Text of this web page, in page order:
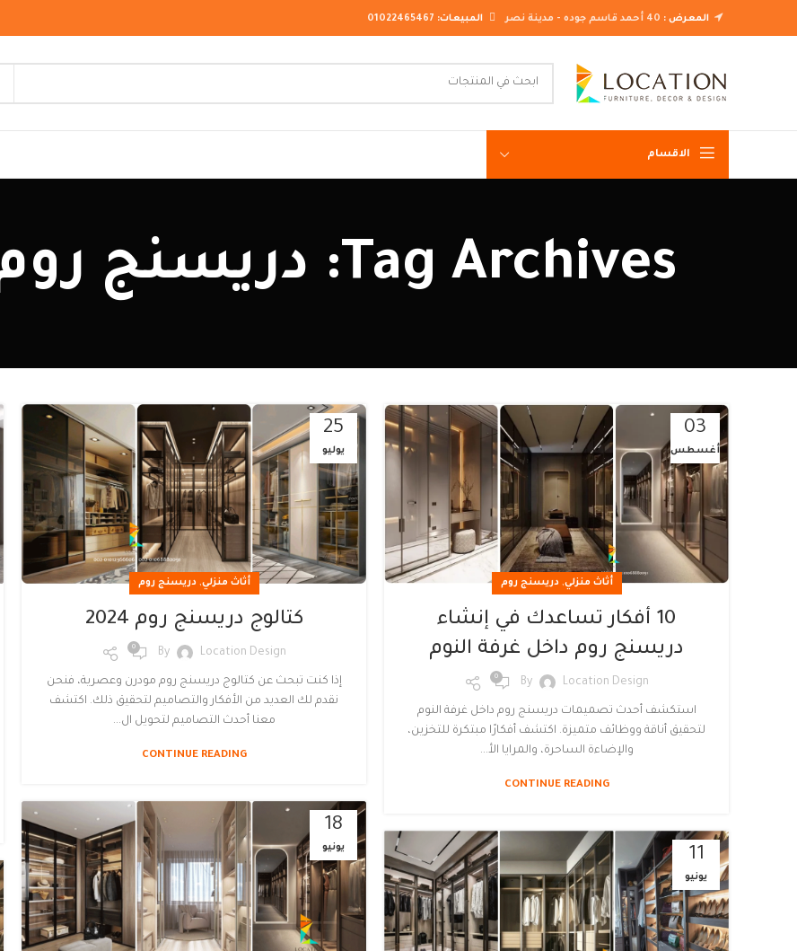
المعرض : المبيعات: 01022465467
الاقسام
غرف نوم مودرن
غرف نوم نيو كلاسيك
Tag Archives: دريسنج روم جاهز للبيع
03
أغسطس
أثاث منزلي, دريسنج روم
10 أفكار تساعدك في إنشاء
دريسنج روم داخل غرفة النوم
By Location Design
0
استكشف أحدث تصميمات دريسنج روم داخل غرفة النوم
لتحقيق أناقة ووظائف متميزة. اكتشف أفكارًا مبتكرة للتخزين،
والإضاءة الساحرة، والمرايا الأ...
CONTINUE READING
25
يوليو
أثاث منزلي, دريسنج روم
كتالوج دريسنج روم 2024
By Location Design
0
إذا كنت تبحث عن كتالوج دريسنج روم مودرن وعصرية، فنحن
نقدم لك العديد من الأفكار والتصاميم لتحقيق ذلك. اكتشف
معنا أحدث التصاميم لتحويل ال...
CONTINUE READING
18
يونيو 11
يونيو